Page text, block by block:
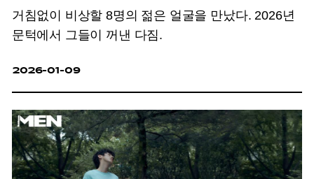
거침없이 비상할 8명의 젊은 얼굴을 만났다. 2026년
문턱에서 그들이 꺼낸 다짐.
2026-01-09